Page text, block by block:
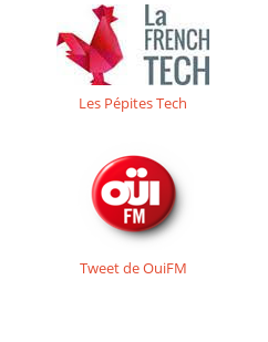
Les Pépites Tech
Tweet de OuiFM